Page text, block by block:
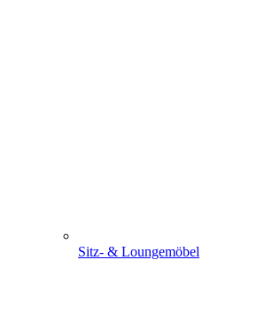
Sitz- & Loungemöbel